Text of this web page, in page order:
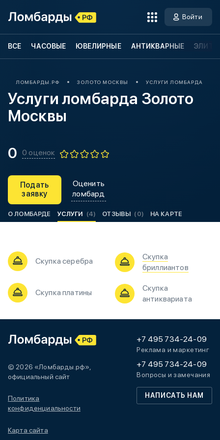
Войти
ВСЕ ЧАСОВЫЕ ЮВЕЛИРНЫЕ АНТИКВАРНЫЕ
ЛОМБАРДЫ.РФ ЗОЛОТО МОСКВЫ УСЛУГИ ЛОМБАРДА
Услуги ломбарда Золото
Москвы
0 0 оценок
Подать
заявку
Оценить
ломбард
О ЛОМБАРДЕ УСЛУГИ (4) ОТЗЫВЫ (0) НА КАРТЕ
Скупка серебра
Скупка
бриллиантов
Скупка платины
Скупка
антиквариата
© 2026 «Ломбарды.рф»,
официальный сайт
Политика
конфиденциальности
Карта сайта
+7 495 734-24-09
Реклама и маркетинг
+7 495 734-24-09
Вопросы и замечания
НАПИСАТЬ НАМ